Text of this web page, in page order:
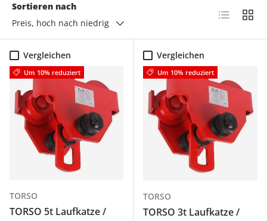
Sortieren nach
Preis, hoch nach niedrig
Vergleichen
Um 10% reduziert
TORSO
TORSO 5t Laufkatze /
Vergleichen
Um 10% reduziert
TORSO
TORSO 3t Laufkatze /